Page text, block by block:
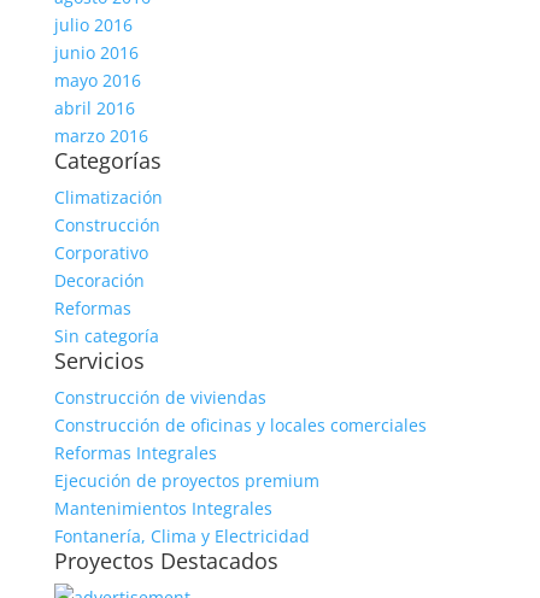
julio 2016
junio 2016
mayo 2016
abril 2016
marzo 2016
Categorías
Climatización
Construcción
Corporativo
Decoración
Reformas
Sin categoría
Servicios
Construcción de viviendas
Construcción de oficinas y locales comerciales
Reformas Integrales
Ejecución de proyectos premium
Mantenimientos Integrales
Fontanería, Clima y Electricidad
Proyectos Destacados